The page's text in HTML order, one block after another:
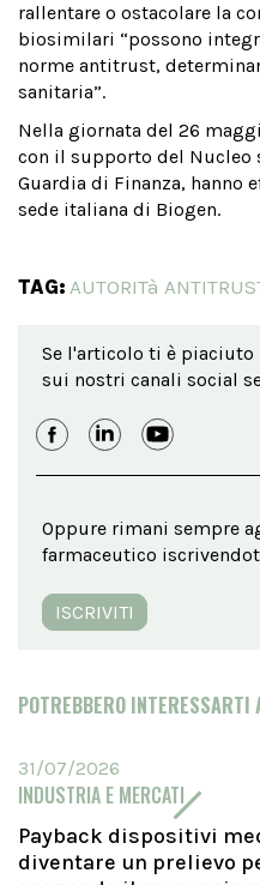
rallentare o ostacolare la
biosimilari “possono
norme antitrust,
sanitaria”.
Nella giornata del 26
con il supporto del Nucleo
Guardia di Finanza, hanno
sede italiana di Biogen.
TAG: AUTORITà
Se l'articolo ti è
sui nostri canali social
Oppure rimani sempre
farmaceutico
ISCRIVITI
POTREBBERO INTERESSARTI
31/07/2026
INDUSTRIA E MERCATI
Payback dispositivi
diventare un prelievo